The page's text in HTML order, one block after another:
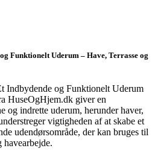
Funktionelt Uderum – Have, Terrasse og
Indbydende og Funktionelt Uderum
HuseOgHjem.dk giver en
og indrette uderum, herunder haver,
vigtigheden af at skabe et
udendørsområde, der kan bruges til